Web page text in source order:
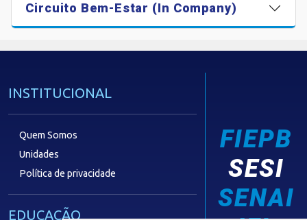
Circuito Bem-Estar (In Company)
INSTITUCIONAL
Quem Somos
Unidades
Política de privacidade
EDUCAÇÃO
FIEPB
SESI
SENAI